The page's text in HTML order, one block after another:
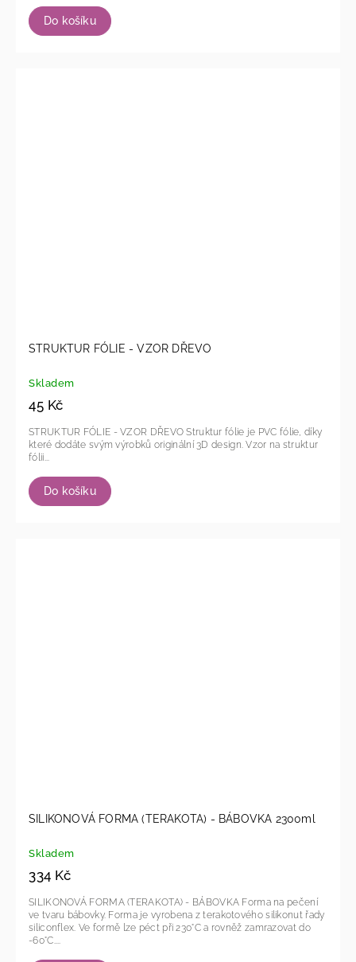
Do košíku
STRUKTUR FÓLIE - VZOR DŘEVO
Skladem
45 Kč
Do košíku
STRUKTUR FÓLIE - VZOR DŘEVO Struktur fólie je PVC fólie, díky
které dodáte svým výrobků originální 3D design. Vzor na struktur
fólii...
SILIKONOVÁ FORMA (TERAKOTA) - BÁBOVKA 2300ml
Skladem
334 Kč
SILIKONOVÁ FORMA (TERAKOTA) - BÁBOVKA Forma na pečení
ve tvaru bábovky. Forma je vyrobena z terakotového silikonut řady
siliconflex. Ve formě lze péct při 230°C a rovněž zamrazovat do
-60°C....